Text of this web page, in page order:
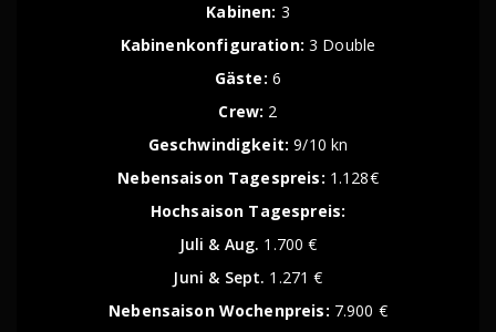
Kabinen: 3
Kabinenkonfiguration: 3 Double
Gäste: 6
Crew: 2
Geschwindigkeit: 9/10 kn
Nebensaison Tagespreis: 1.128€
Hochsaison Tagespreis:
Juli & Aug. 1.700 €
Juni & Sept. 1.271 €
Nebensaison Wochenpreis: 7.900 €